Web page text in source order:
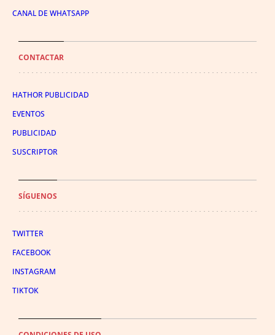
CANAL DE WHATSAPP
CONTACTAR
HATHOR PUBLICIDAD
EVENTOS
PUBLICIDAD
SUSCRIPTOR
SÍGUENOS
TWITTER
FACEBOOK
INSTAGRAM
TIKTOK